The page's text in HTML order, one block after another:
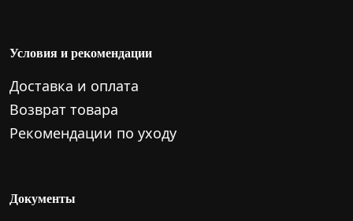
Условия и рекомендации
Доставка и оплата
Возврат товара
Рекомендации по уходу
Документы